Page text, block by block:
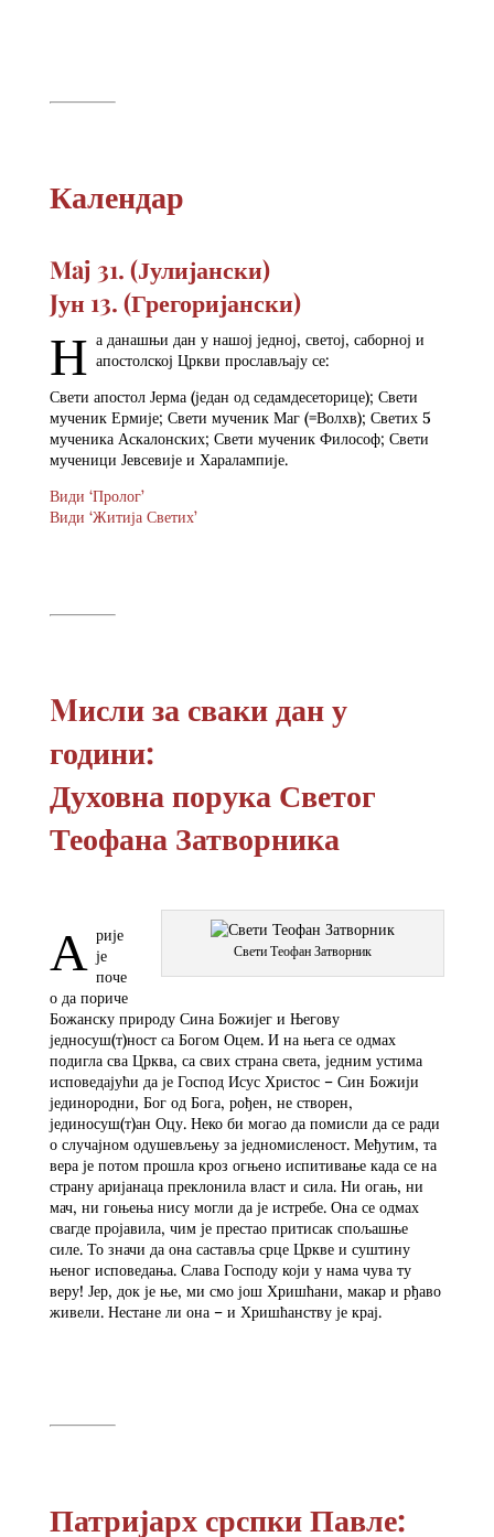
Календар
Maj 31. (Јулијански)
Jун 13. (Грегоријански)
Н а данашњи дан у нашој једној, светој, саборној и
апостолској Цркви прослављају се:
Свети апостол Јерма (један од седамдесеторице); Свети
мученик Ермије; Свети мученик Маг (=Волхв); Светих 5
мученика Аскалонских; Свети мученик Философ; Свети
мученици Јевсевије и Харалампије.
Види ‘Пролог’
Види ‘Житија Светих’
Mисли за сваки дан у
години:
Духовна порука Светог
Теофана Затворника
Свети Теофан Затворник
А рије
је
поче
о да пориче
Божанску природу Сина Божијег и Његову
једносуш(т)ност са Богом Оцем. И на њега се одмах
подигла сва Црква, са свих страна света, једним устима
исповедајући да је Господ Исус Христос – Син Божији
јединородни, Бог од Бога, рођен, не створен,
јединосуш(т)ан Оцу. Неко би могао да помисли да се ради
о случајном одушевљењу за једномисленост. Међутим, та
вера је потом прошла кроз огњено испитивање када се на
страну аријанаца преклонила власт и сила. Ни огањ, ни
мач, ни гоњења нису могли да је истребе. Она се одмах
свагде пројавила, чим је престао притисак спољашње
силе. То значи да она саставља срце Цркве и суштину
њеног исповедања. Слава Господу који у нама чува ту
веру! Јер, док је ње, ми смо још Хришћани, макар и рђаво
живели. Нестане ли она – и Хришћанству је крај.
Патријарх срспки Павле: